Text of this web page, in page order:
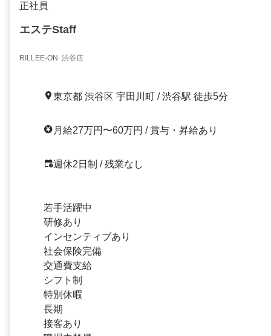
正社員
エステStaff
RILLEE-ON 渋谷店
東京都 渋谷区 宇田川町 / 渋谷駅 徒歩5分
月給27万円〜60万円 / 賞与・昇給あり
週休2日制 / 残業なし
若手活躍中
研修あり
インセンティブあり
社会保険完備
交通費支給
シフト制
特別休暇
長期
接客あり